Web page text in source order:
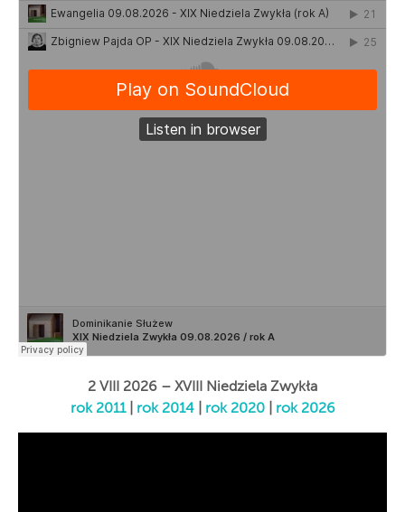
2 VIII 2026 – XVIII Niedziela Zwykła
rok 2011| rok 2014| rok 2020| rok 2026